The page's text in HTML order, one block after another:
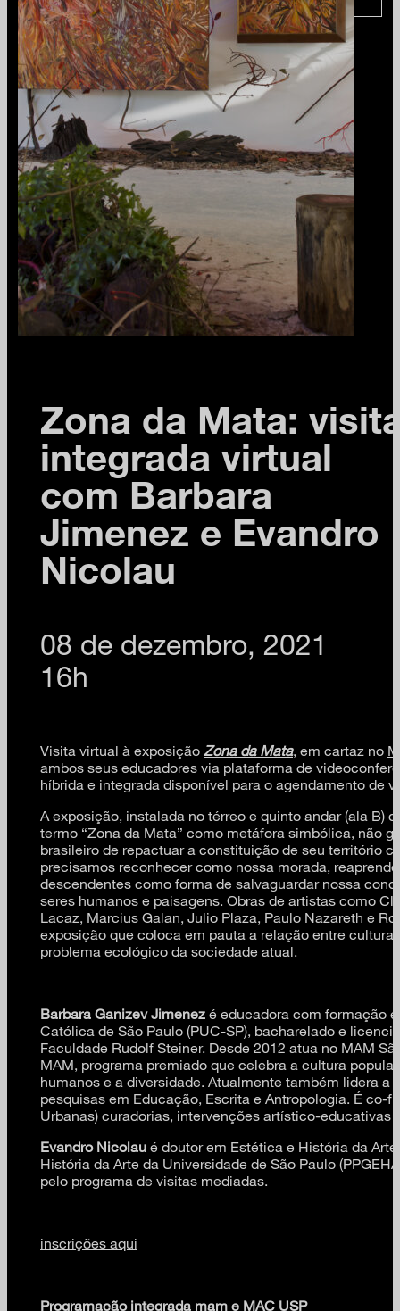
Zona da Mata:
integrada virtual
com Barbara
Jimenez e Evandro
Nicolau
08 de dezembro, 2021
16h
Visita virtual à exposição Zona da Mata, em cartaz no
ambos seus educadores via plataforma de
híbrida e integrada disponível para o agendamento de
A exposição, instalada no térreo e quinto andar (ala B)
termo “Zona da Mata” como metáfora simbólica, não
brasileiro de repactuar a constituição de seu território
precisamos reconhecer como nossa morada,
descendentes como forma de salvaguardar nossa
seres humanos e paisagens. Obras de artistas como
Lacaz, Marcius Galan, Julio Plaza, Paulo Nazareth e
exposição que coloca em pauta a relação entre
problema ecológico da sociedade atual.
Barbara Ganizev Jimenez é educadora com formação
Católica de São Paulo (PUC-SP), bacharelado e
Faculdade Rudolf Steiner. Desde 2012 atua no MAM
MAM, programa premiado que celebra a cultura
humanos e a diversidade. Atualmente também lidera a
pesquisas em Educação, Escrita e Antropologia. É co-
Urbanas) curadorias, intervenções artístico-educativas
Evandro Nicolau é doutor em Estética e História da
História da Arte da Universidade de São Paulo
pelo programa de visitas mediadas.
inscrições aqui
Programação integrada mam e MAC USP